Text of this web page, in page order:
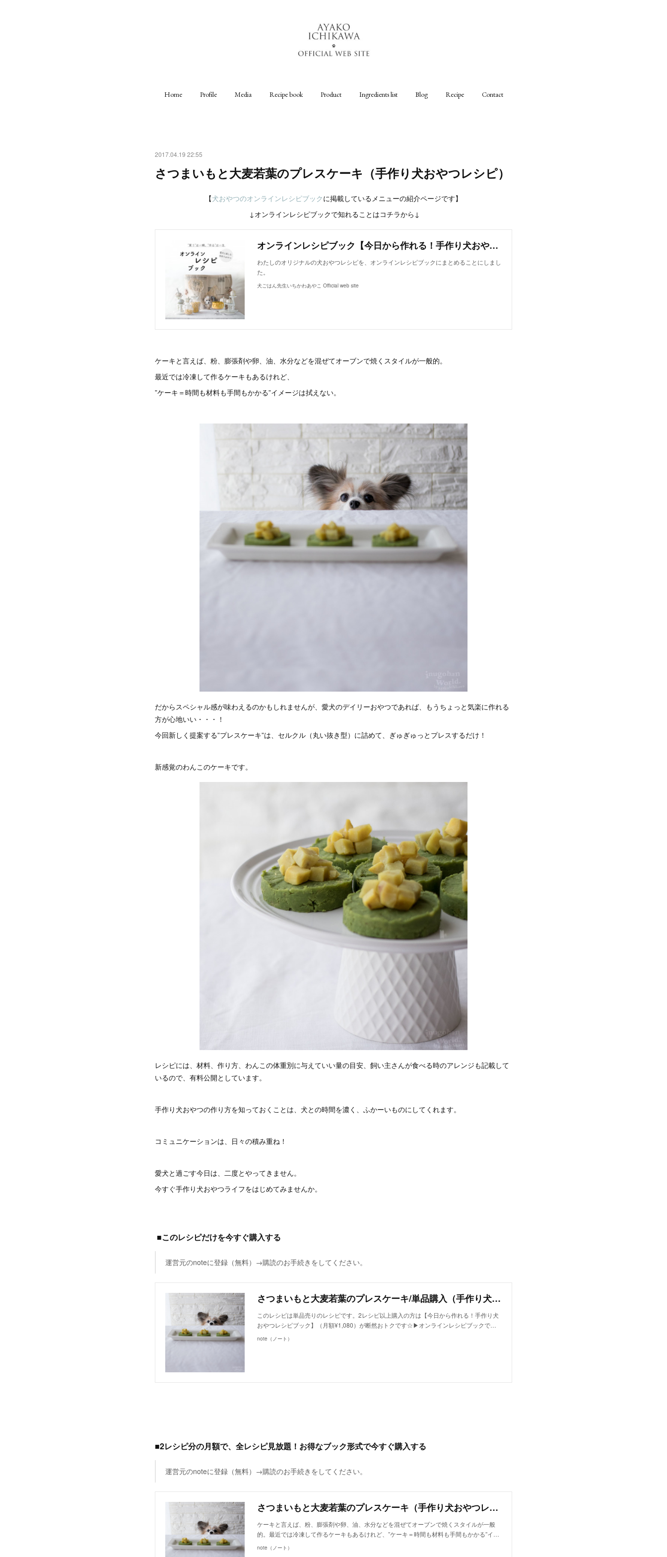
Home Profile Media Recipe book Product Ingredients list Blog Recipe Contact
2017.04.19 22:55
さつまいもと大麦若葉のプレスケーキ（手作り犬おやつレシピ）
【犬おやつのオンラインレシピブックに掲載しているメニューの紹介ページです】
↓オンラインレシピブックで知れることはコチラから↓
オンラインレシピブック【今日から作れる！手作り犬おやつレシピ】
わたしのオリジナルの犬おやつレシピを、オンラインレシピブックにまとめることにしまし
た。
犬ごはん先生いちかわあやこ Official web site
ケーキと言えば、粉、膨張剤や卵、油、水分などを混ぜてオーブンで焼くスタイルが一般的。
最近では冷凍して作るケーキもあるけれど、
”ケーキ＝時間も材料も手間もかかる”イメージは拭えない。
だからスペシャル感が味わえるのかもしれませんが、愛犬のデイリーおやつであれば、もうちょっと気楽に作れる
方が心地いい・・・！
今回新しく提案する”プレスケーキ”は、セルクル（丸い抜き型）に詰めて、ぎゅぎゅっとプレスするだけ！
新感覚のわんこのケーキです。
レシピには、材料、作り方、わんこの体重別に与えていい量の目安、飼い主さんが食べる時のアレンジも記載して
いるので、有料公開としています。
手作り犬おやつの作り方を知っておくことは、犬との時間を濃く、ふかーいものにしてくれます。
コミュニケーションは、日々の積み重ね！
愛犬と過ごす今日は、二度とやってきません。
今すぐ手作り犬おやつライフをはじめてみませんか。
■このレシピだけを今すぐ購入する
運営元のnoteに登録（無料）→購読のお手続きをしてください。
さつまいもと大麦若葉のプレスケーキ/単品購入（手作り犬おやつレシピ） | 犬ごはん先生 いちかわあやこ | note
このレシピは単品売りのレシピです。2レシピ以上購入の方は【今日から作れる！手作り犬
おやつレシピブック】（月額¥1,080）が断然おトクです☆▶︎オンラインレシピブックで…
note（ノート）
■2レシピ分の月額で、全レシピ見放題！お得なブック形式で今すぐ購入する
運営元のnoteに登録（無料）→購読のお手続きをしてください。
さつまいもと大麦若葉のプレスケーキ（手作り犬おやつレシピ） | 犬ごはん先生 いちかわあやこ | note
ケーキと言えば、粉、膨張剤や卵、油、水分などを混ぜてオーブンで焼くスタイルが一般
的。最近では冷凍して作るケーキもあるけれど、”ケーキ＝時間も材料も手間もかかる”イ…
note（ノート）